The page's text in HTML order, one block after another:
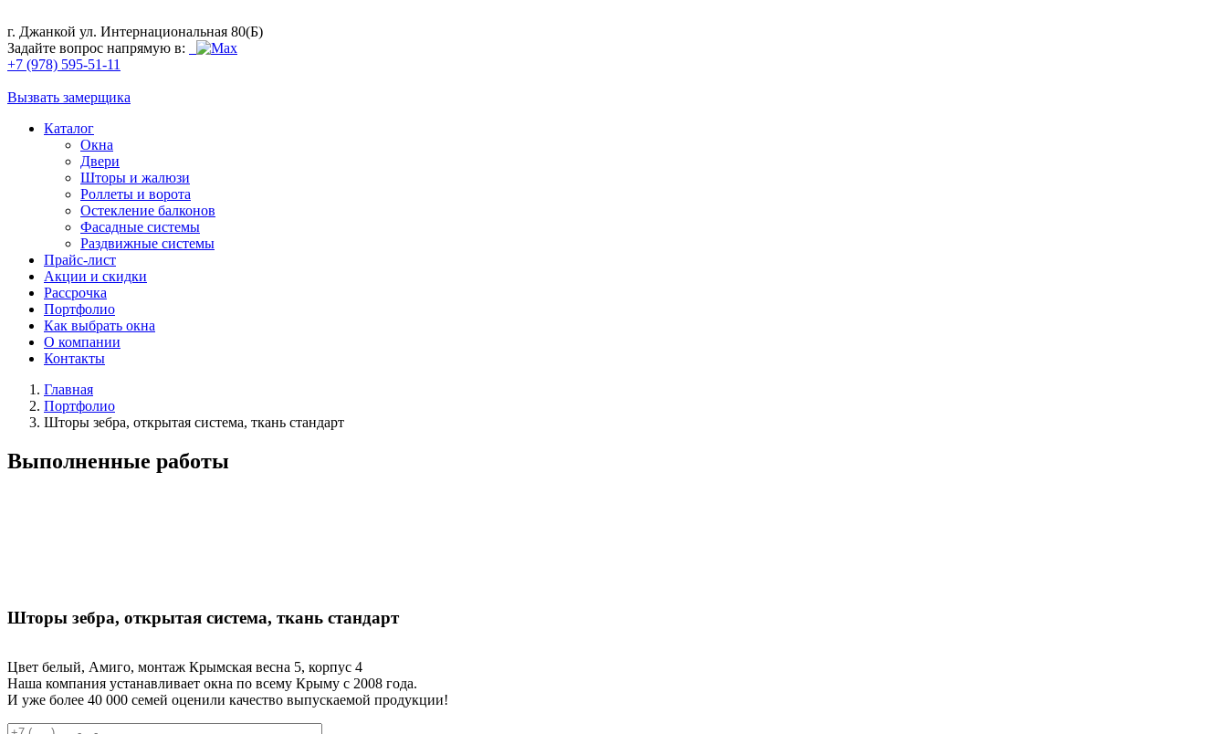
г. Джанкой ул. Интернациональная 80(Б)
Задайте вопрос напрямую в:
+7 (978) 595-51-11
Вызвать замерщика
Каталог
Окна
Двери
Шторы и жалюзи
Роллеты и ворота
Остекление балконов
Фасадные системы
Раздвижные системы
Прайс-лист
Акции и скидки
Рассрочка
Портфолио
Как выбрать окна
О компании
Контакты
Главная
Портфолио
Шторы зебра, открытая система, ткань стандарт
Выполненные работы
Шторы зебра, открытая система, ткань стандарт
Цвет белый, Амиго, монтаж Крымская весна 5, корпус 4
Наша компания устанавливает окна по всему Крыму с 2008 года.
И уже более 40 000 семей оценили качество выпускаемой продукции!